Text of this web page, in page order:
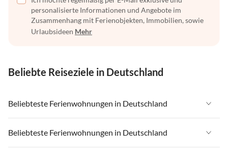
personalisierte Informationen und Angebote im
Zusammenhang mit Ferienobjekten, Immobilien, sowie
Urlaubsideen Mehr
Beliebte Reiseziele in Deutschland
Beliebteste Ferienwohnungen in Deutschland
Ferienwohnungen in Deutschland
Ferienwohnungen in Ostsee
Beliebteste Ferienwohnungen in Deutschland